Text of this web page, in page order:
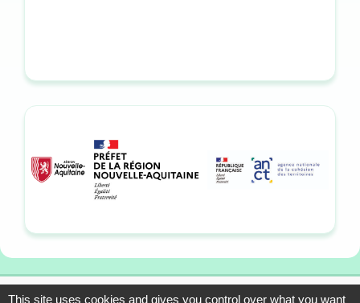
This site uses cookies and gives you control over what you want